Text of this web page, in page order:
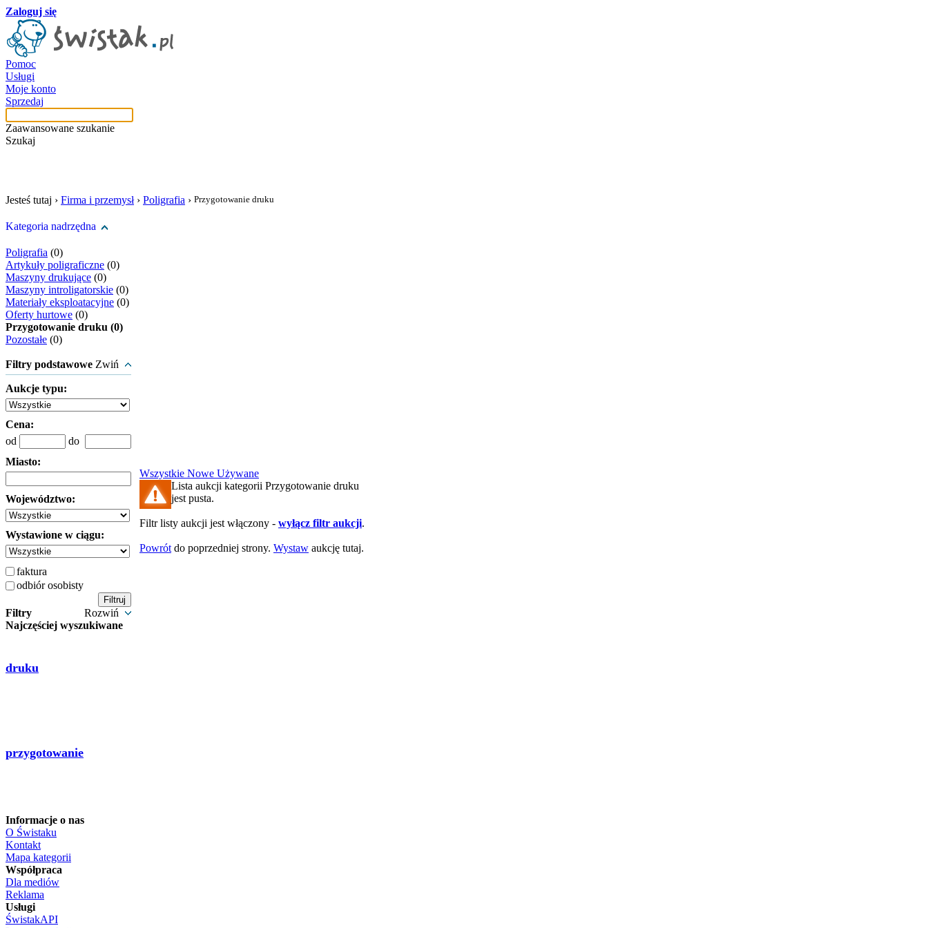
Zaloguj się
Pomoc
Usługi
Moje konto
Sprzedaj
Zaawansowane szukanie
Szukaj
Jesteś tutaj › Firma i przemysł› Poligrafia › Przygotowanie druku
Kategoria nadrzędna
Poligrafia (0)
Artykuły poligraficzne (0)
Maszyny drukujące (0)
Maszyny introligatorskie (0)
Materiały eksploatacyjne (0)
Oferty hurtowe (0)
Przygotowanie druku (0)
Pozostałe (0)
Filtry podstawowe Zwiń
Aukcje typu:
Cena:
od
do
Miasto:
Województwo:
Wystawione w ciągu:
faktura
odbiór osobisty
Filtry
Rozwiń
Najczęściej wyszukiwane
druku
przygotowanie
Wszystkie Nowe Używane
Lista aukcji kategorii Przygotowanie druku
jest pusta.
Filtr listy aukcji jest włączony - wyłącz filtr aukcji.
Powrót do poprzedniej strony. Wystaw aukcję tutaj.
Informacje o nas
O Świstaku
Kontakt
Mapa kategorii
Współpraca
Dla mediów
Reklama
Usługi
ŚwistakAPI